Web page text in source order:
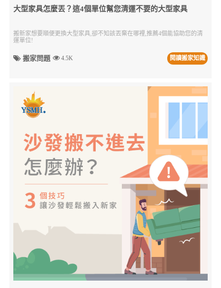
大型家具怎麼丟？這4個單位幫您清運不要的大型家具
搬新家想要順便更換大型家具,卻不知該丟棄在哪裡,推薦4個能協助您的清
運單位!
搬家問題 4.5K 閱讀搬家知識